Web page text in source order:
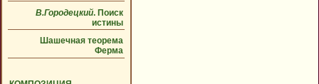
В.Городецкий. Поиск
истины
Шашечная теорема
Ферма